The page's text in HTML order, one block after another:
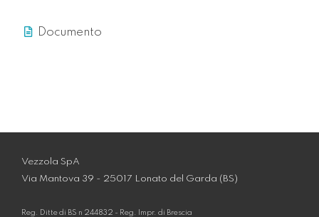
Documento
Vezzola SpA
Via Mantova 39 - 25017 Lonato del Garda (BS)
Reg. Ditte di BS n 244832 - Reg. Impr. di Brescia